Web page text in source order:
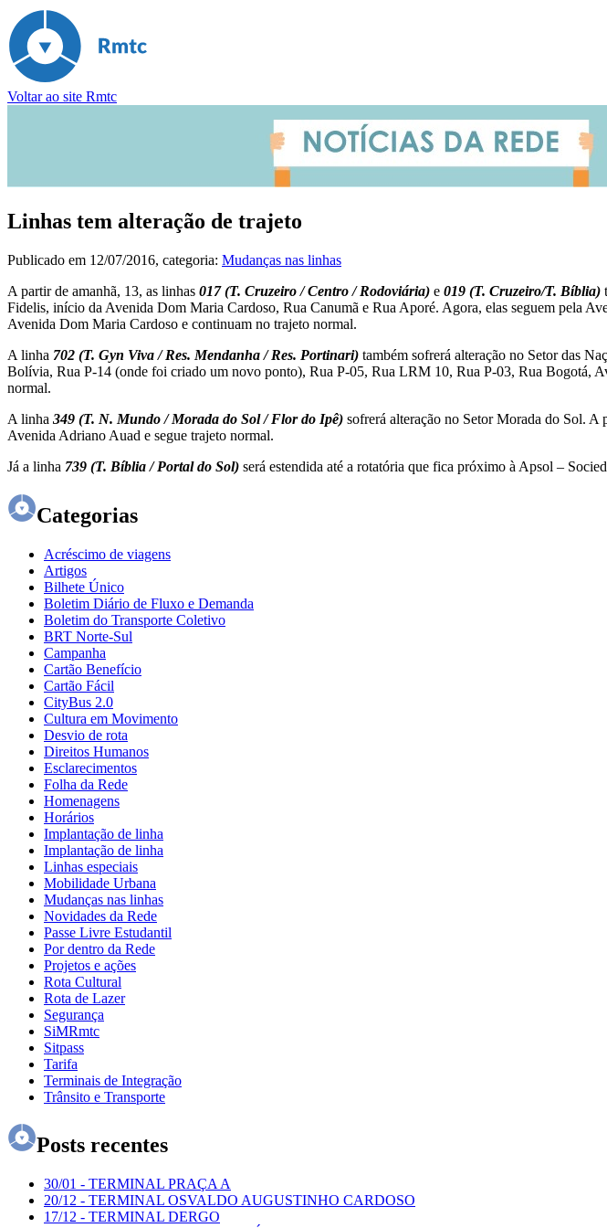
Voltar ao site Rmtc
Linhas tem alteração de trajeto
Publicado em 12/07/2016, categoria: Mudanças nas linhas
A partir de amanhã, 13, as linhas 017 (T. Cruzeiro / Centro / Rodoviária) e 019 (T. Cruzeiro/T. Bíblia)
Fidelis, início da Avenida Dom Maria Cardoso, Rua Canumã e Rua Aporé. Agora, elas seguem pela
Avenida Dom Maria Cardoso e continuam no trajeto normal.
A linha 702 (T. Gyn Viva / Res. Mendanha / Res. Portinari) também sofrerá alteração no Setor das
Bolívia, Rua P-14 (onde foi criado um novo ponto), Rua P-05, Rua LRM 10, Rua P-03, Rua Bogotá,
normal.
A linha 349 (T. N. Mundo / Morada do Sol / Flor do Ipê) sofrerá alteração no Setor Morada do Sol.
Avenida Adriano Auad e segue trajeto normal.
Já a linha 739 (T. Bíblia / Portal do Sol) será estendida até a rotatória que fica próximo à Apsol –
Categorias
Acréscimo de viagens
Artigos
Bilhete Único
Boletim Diário de Fluxo e Demanda
Boletim do Transporte Coletivo
BRT Norte-Sul
Campanha
Cartão Benefício
Cartão Fácil
CityBus 2.0
Cultura em Movimento
Desvio de rota
Direitos Humanos
Esclarecimentos
Folha da Rede
Homenagens
Horários
Implantação de linha
Implantação de linha
Linhas especiais
Mobilidade Urbana
Mudanças nas linhas
Novidades da Rede
Passe Livre Estudantil
Por dentro da Rede
Projetos e ações
Rota Cultural
Rota de Lazer
Segurança
SiMRmtc
Sitpass
Tarifa
Terminais de Integração
Trânsito e Transporte
Posts recentes
30/01 - TERMINAL PRAÇA A
20/12 - TERMINAL OSVALDO AUGUSTINHO CARDOSO
17/12 - TERMINAL DERGO